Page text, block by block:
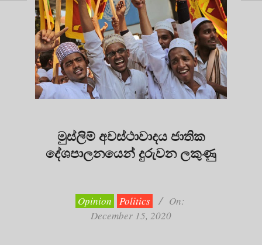
මුස්ලිම් අවස්ථාවාදය ජාතික
දේශපාලනයෙන් දුරුවන ලකුණු
Opinion Politics
On:
December 15, 2020